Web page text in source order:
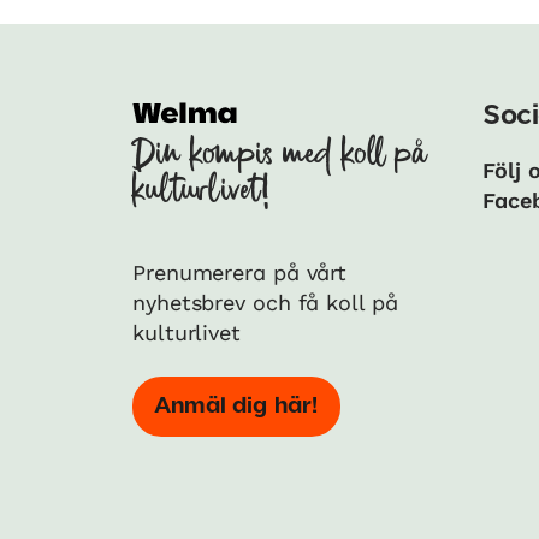
Din kompis med koll på
kulturlivet!
Prenumerera på vårt
nyhetsbrev och få koll på
kulturlivet
Anmäl dig här!
Följ